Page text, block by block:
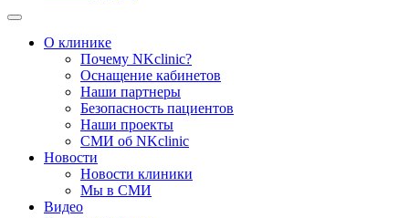
О клинике
Почему NKclinic?
Оснащение кабинетов
Наши партнеры
Безопасность пациентов
Наши проекты
СМИ об NKclinic
Новости
Новости клиники
Мы в СМИ
Видео